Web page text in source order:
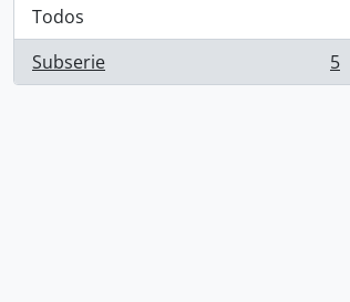
Todos
Subserie
, 5 resultados 5